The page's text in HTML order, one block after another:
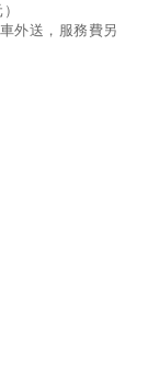
外送，服務費另